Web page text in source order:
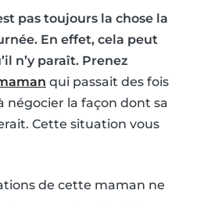
pas toujours la chose la
En effet, cela peut
n’y paraît. Prenez
qui passait des fois
négocier la façon dont sa
Cette situation vous
de cette maman ne